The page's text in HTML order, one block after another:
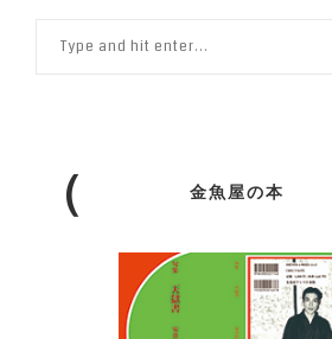
金魚屋の本